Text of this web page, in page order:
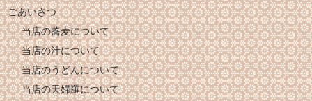
ごあいさつ
当店の蕎麦について
当店の汁について
当店のうどんについて
当店の天婦羅について